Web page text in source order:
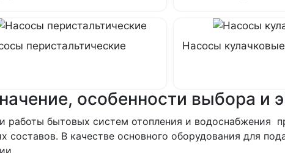
перистальтические Насосы кулачковые
особенности выбора и
работы бытовых систем отопления и водоснабжения
составов. В качестве основного оборудования для